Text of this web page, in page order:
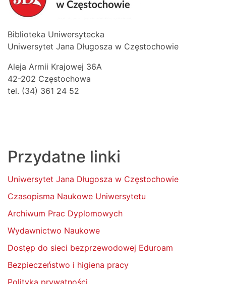
Biblioteka Uniwersytecka
Uniwersytet Jana Długosza w Częstochowie
Aleja Armii Krajowej 36A
42-202 Częstochowa
tel. (34) 361 24 52
Przydatne linki
Uniwersytet Jana Długosza w Częstochowie
Czasopisma Naukowe Uniwersytetu
Archiwum Prac Dyplomowych
Wydawnictwo Naukowe
Dostęp do sieci bezprzewodowej Eduroam
Bezpieczeństwo i higiena pracy
Polityka prywatności